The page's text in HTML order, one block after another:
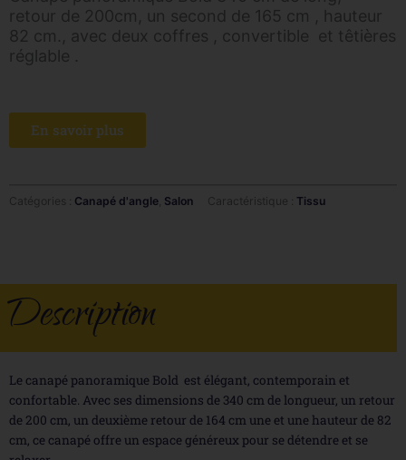
retour de 200cm, un second de 165 cm , hauteur
82 cm., avec deux coffres , convertible et têtières
réglable .
En savoir plus
Catégories : Canapé d'angle Salon Caractéristique : Tissu
Description
Le canapé panoramique Bold est élégant, contemporain et
confortable. Avec ses dimensions de 340 cm de longueur, un retour
de 200 cm, un deuxième retour de 164 cm une et une hauteur de 82
cm, ce canapé offre un espace généreux pour se détendre et se